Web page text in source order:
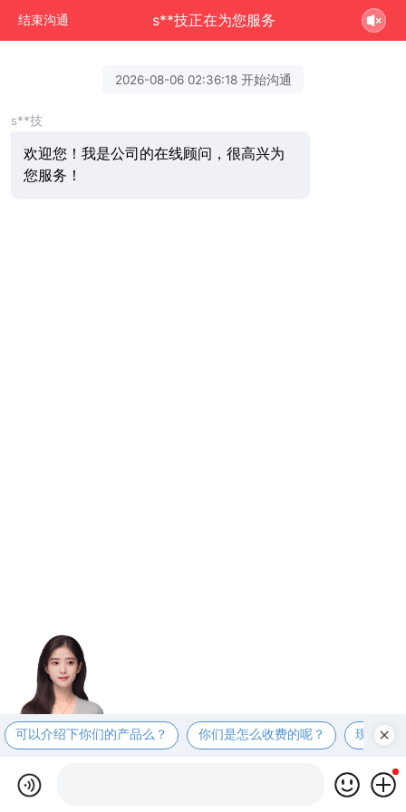
结束沟通 s**技正在为您服务
2026-08-06 02:36:18 开始沟通
s**技
欢迎您！我是公司的在线顾问，很高兴为
您服务！
可以介绍下你们的产品么？ 你们是怎么收费的呢？ 现在有